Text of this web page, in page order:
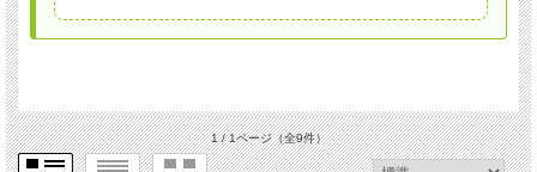
1 / 1ページ（全9件）